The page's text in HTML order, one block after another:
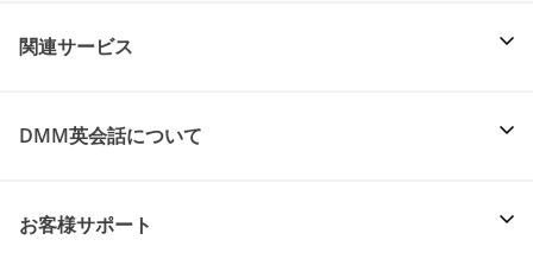
関連サービス
DMM英会話について
お客様サポート